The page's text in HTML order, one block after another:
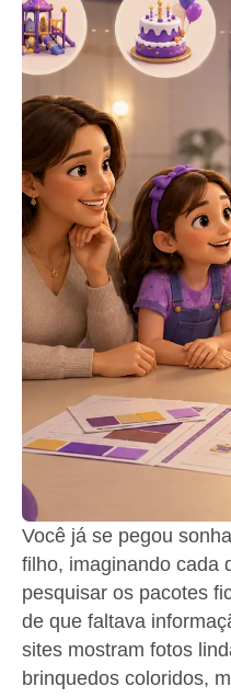
Você já se pegou
filho, imaginando cada
pesquisar os pacotes
de que faltava
sites mostram fotos
brinquedos coloridos,